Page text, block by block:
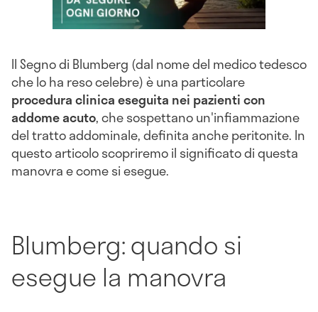
Il Segno di Blumberg (dal nome del medico tedesco
che lo ha reso celebre) è una particolare
procedura clinica eseguita nei pazienti con
addome acuto, che sospettano un'infiammazione
del tratto addominale, definita anche peritonite. In
questo articolo scopriremo il significato di questa
manovra e come si esegue.
Blumberg: quando si
esegue la manovra